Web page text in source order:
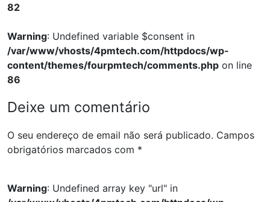
82
Warning: Undefined variable $consent in
/var/www/vhosts/4pmtech.com/httpdocs/wp-
content/themes/fourpmtech/comments.php on line
86
Deixe um comentário
O seu endereço de email não será publicado. Campos
obrigatórios marcados com *
Warning: Undefined array key "url" in